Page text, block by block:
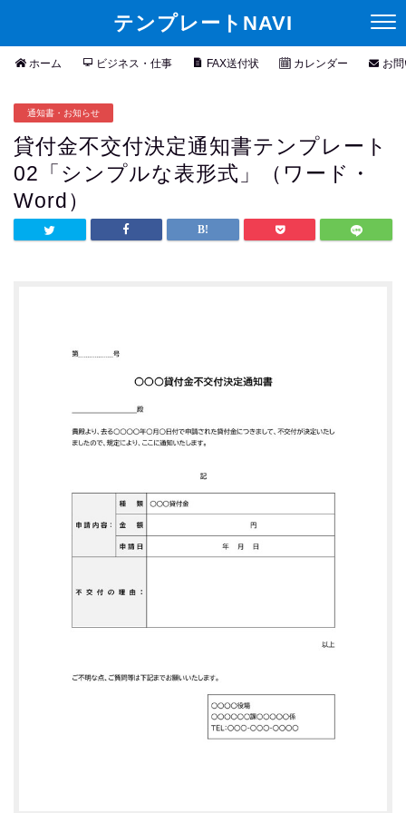
テンプレートNAVI
ホーム ビジネス・仕事 FAX送付状 カレンダー お
通知書・お知らせ
貸付金不交付決定通知書テンプレート
02「シンプルな表形式」（ワード・
Word）